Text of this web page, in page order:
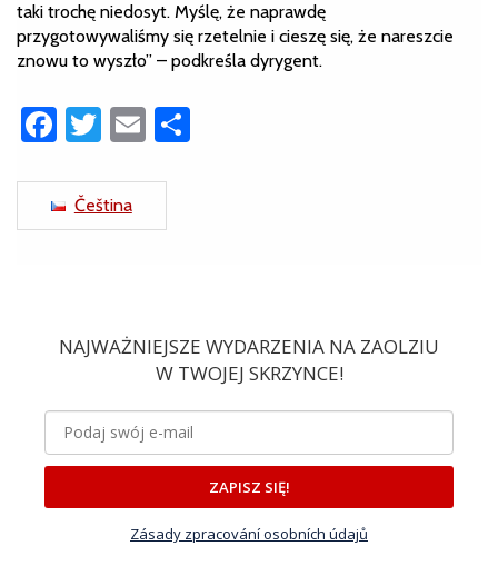
taki trochę niedosyt. Myślę, że naprawdę
przygotowywaliśmy się rzetelnie i cieszę się, że nareszcie
znowu to wyszło” – podkreśla dyrygent.
Facebook
Twitter
Email
Čeština
NAJWAŻNIEJSZE WYDARZENIA NA ZAOLZIU
W TWOJEJ SKRZYNCE!
ZAPISZ SIĘ!
Zásady zpracování osobních údajů